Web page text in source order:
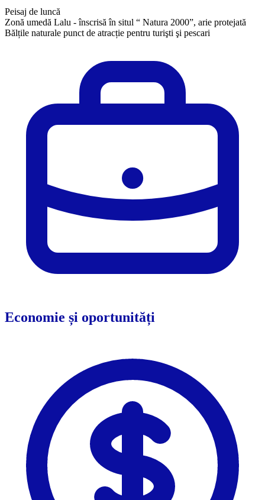
Peisaj de luncă
Zonă umedă Lalu - înscrisă în situl “ Natura 2000”, arie protejată
Bălțile naturale punct de atracție pentru turişti şi pescari
Economie și oportunități